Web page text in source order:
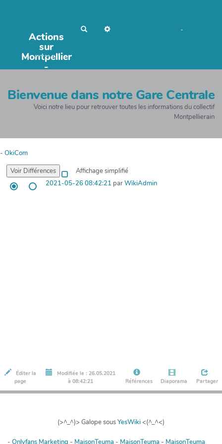
Actions
sur
Montpellier
-
OkiCom-
PasCherMontres
R
-
Bienvenue dans notre Gare Centrale
Voici notre lieu pour retrouver toutes les informations du collectif
Montpellierain
- OkiCom
Affichage simplifié
2021-05-26 08:42:21 parWikiAdmin
Éditer la
page
Modifiée le : 26.05.2021
à 08:42:21
Références Diaporama Partager
(>^_^)> Galope sousYesWiki<(^_^<)
- Onlyfans Marketing - MaisonTeuma - MaisonTeuma - MaisonTeuma